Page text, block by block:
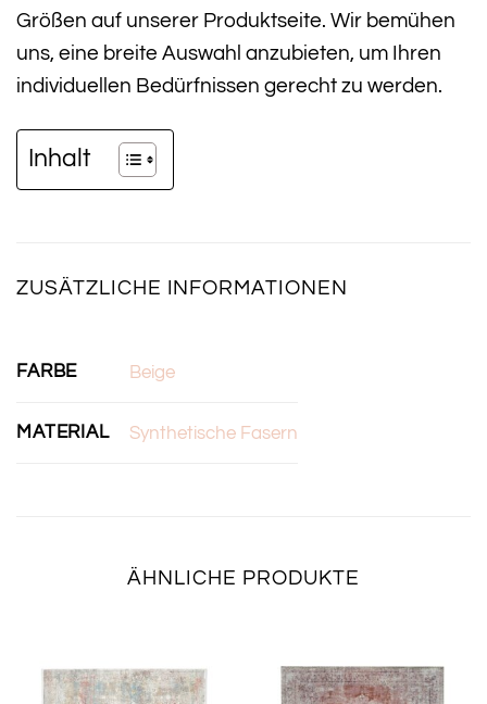
Größen auf unserer Produktseite. Wir bemühen
uns, eine breite Auswahl anzubieten, um Ihren
individuellen Bedürfnissen gerecht zu werden.
Inhalt
ZUSÄTZLICHE INFORMATIONEN
FARBE Beige
MATERIAL Synthetische Fasern
ÄHNLICHE PRODUKTE